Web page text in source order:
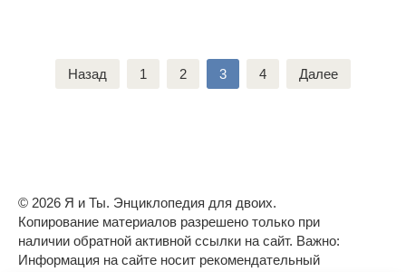
Пагинация
записей
Назад 1 2 3 4 Далее
© 2026 Я и Ты. Энциклопедия для двоих.
Копирование материалов разрешено только при
наличии обратной активной ссылки на сайт. Важно:
Информация на сайте носит рекомендательный